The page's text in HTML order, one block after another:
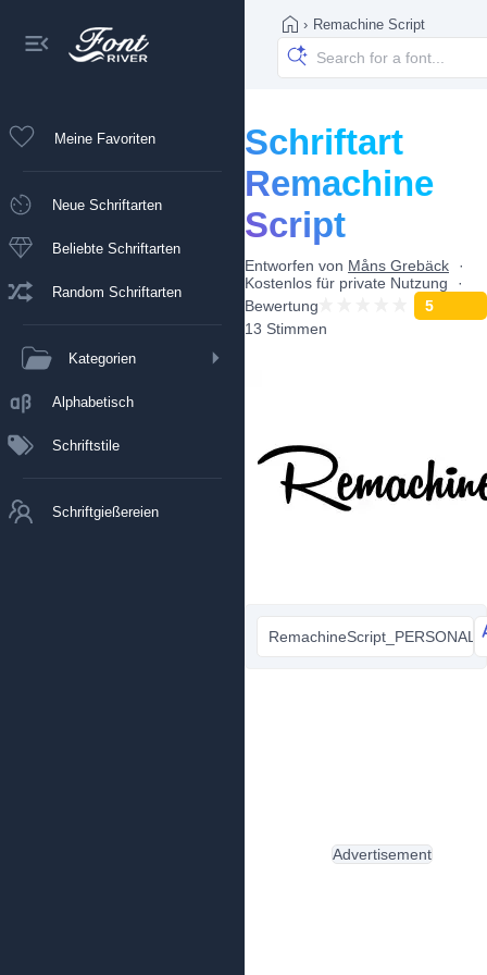
Meine Favoriten
Neue Schriftarten
Beliebte Schriftarten
Random Schriftarten
Kategorien
Alphabetisch
Schriftstile
Schriftgießereien
› Remachine Script
Schriftart
Remachine
Script
Entworfen von Måns Grebäck
Kostenlos für private Nutzung
Bewertung
5
13 Stimmen
Advertisement